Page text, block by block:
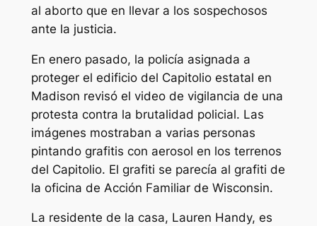
al aborto que en llevar a los sospechosos
ante la justicia.
En enero pasado, la policía asignada a
proteger el edificio del Capitolio estatal en
Madison revisó el video de vigilancia de una
protesta contra la brutalidad policial. Las
imágenes mostraban a varias personas
pintando grafitis con aerosol en los terrenos
del Capitolio. El grafiti se parecía al grafiti de
la oficina de Acción Familiar de Wisconsin.
La residente de la casa, Lauren Handy, es